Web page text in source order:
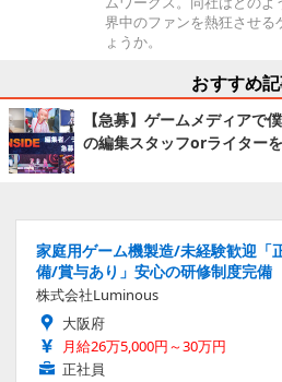
界中のファンを熱狂させる
ょうか。
おすすめ
【急募】ゲームメディアで
の編集スタッフorライター
家庭用ゲーム機製造/未経験歓迎「
備/賞与あり」安心の研修制度完備
株式会社Luminous
大阪府
月給26万5,000円～30万円
正社員